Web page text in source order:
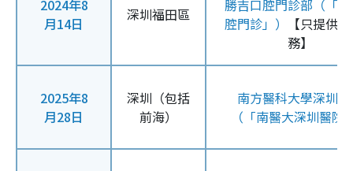
2024年8
月14日
深圳福田區
勝吉口腔門診部（「
腔門診」）
【只提供
務】
2025年8
月28日
深圳（包括
前海）
南方醫科大學深圳
（「南醫大深圳醫院